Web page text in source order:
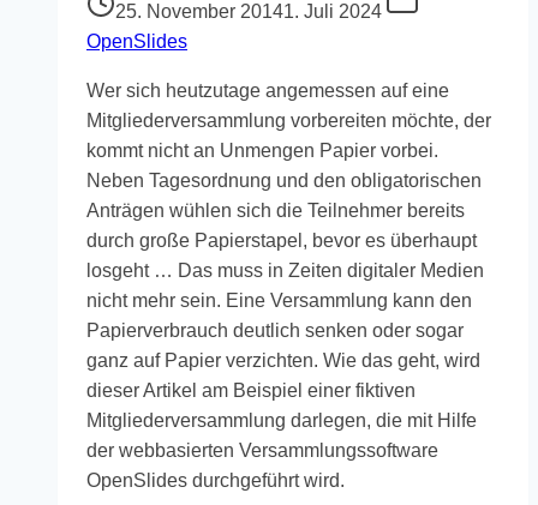
25. November 20141. Juli 2024
OpenSlides
Wer sich heutzutage angemessen auf eine
Mitgliederversammlung vorbereiten möchte, der
kommt nicht an Unmengen Papier vorbei.
Neben Tagesordnung und den obligatorischen
Anträgen wühlen sich die Teilnehmer bereits
durch große Papierstapel, bevor es überhaupt
losgeht … Das muss in Zeiten digitaler Medien
nicht mehr sein. Eine Versammlung kann den
Papierverbrauch deutlich senken oder sogar
ganz auf Papier verzichten. Wie das geht, wird
dieser Artikel am Beispiel einer fiktiven
Mitgliederversammlung darlegen, die mit Hilfe
der webbasierten Versammlungssoftware
OpenSlides durchgeführt wird.